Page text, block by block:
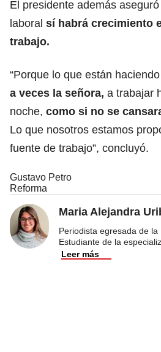
El presidente además
laboral sí habrá crecimiento
trabajo.
“Porque lo que están
a veces la señora, a trabajar
noche, como si no se
Lo que nosotros estamos
fuente de trabajo”, concluyó.
Gustavo Petro
Reforma
Maria Alejandra
Periodista egresada de la
Estudiante de la
Leer más